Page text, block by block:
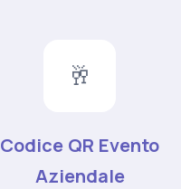
🥂
Codice QR Evento
Aziendale